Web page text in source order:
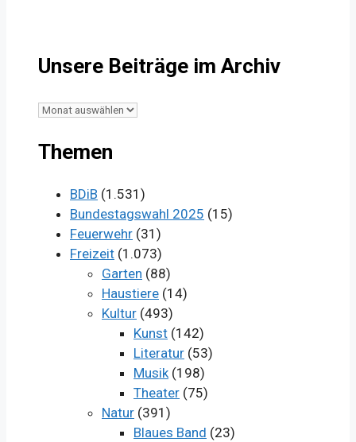
Unsere Beiträge im Archiv
Unsere
im
Themen
BDiB (1.531)
Bundestagswahl 2025 (15)
Feuerwehr (31)
Freizeit (1.073)
Garten (88)
Haustiere (14)
Kultur (493)
Kunst (142)
Literatur (53)
Musik(198)
Theater (75)
Natur (391)
Blaues Band (23)